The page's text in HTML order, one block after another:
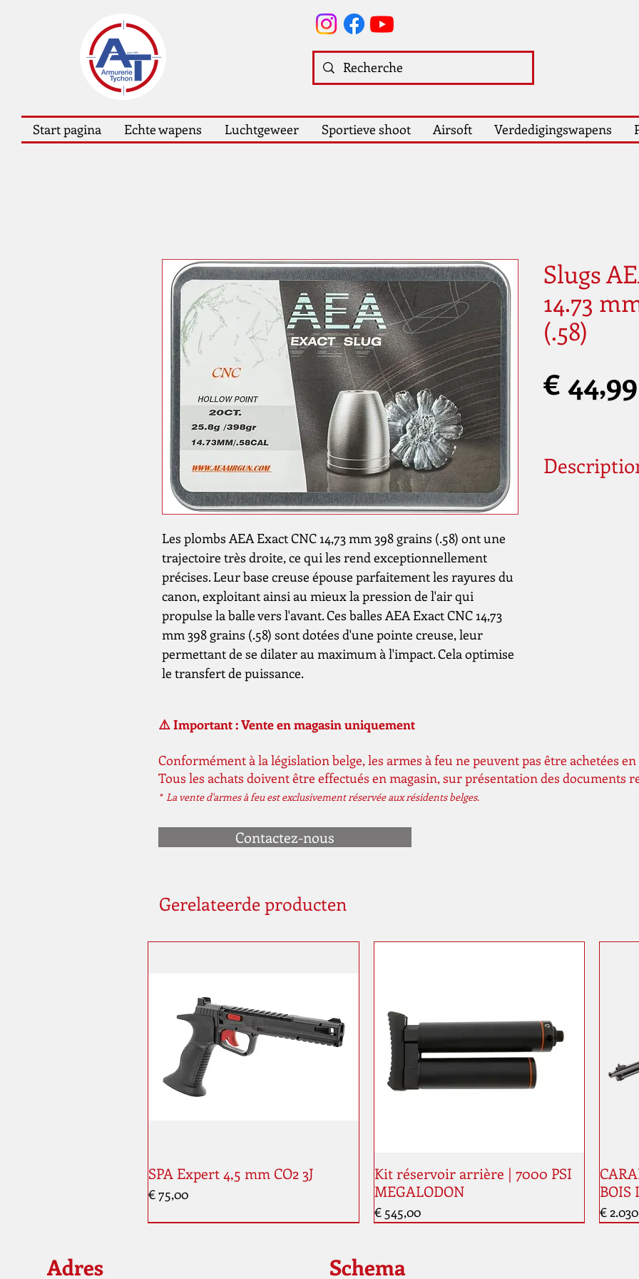
Start pagina Echte wapens Luchtgeweer Sportieve shoot Airsoft Verdedigingswapens
Les plombs AEA Exact CNC 14,73 mm 398 grains (.58) ont une
trajectoire très droite, ce qui les rend exceptionnellement
précises. Leur base creuse épouse parfaitement les rayures du
canon, exploitant ainsi au mieux la pression de l'air qui
propulse la balle vers l'avant. Ces balles AEA Exact CNC 14,73
mm 398 grains (.58) sont dotées d'une pointe creuse, leur
permettant de se dilater au maximum à l'impact. Cela optimise
le transfert de puissance.
Slugs
14.73
(.58)
€ 44,99
⚠️ Important : Vente en magasin uniquement
Conformément à la législation belge, les armes à feu ne peuvent pas être achetées
Tous les achats doivent être effectués en magasin, sur présentation des documents
* La vente d'armes à feu est exclusivement réservée aux résidents belges.
Contactez-nous
Gerelateerde producten
SPA Expert 4,5 mm CO2 3J
Prijs
€ 75,00
Kit réservoir arrière | 7000 PSI
MEGALODON
Prijs
€ 545,00
BOIS
Prijs
€
Adres Schema